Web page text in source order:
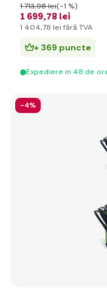
1 699,78 lei
1 713,98 lei(-1 %)
1 404,78 lei fără TVA
+ 369 puncte
Expediere in 48 de
-4%